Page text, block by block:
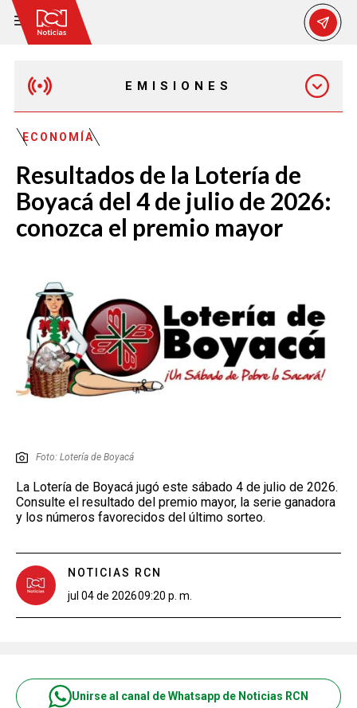
EMISIONES
EMISIÓN 12:30 PM
EMISIÓN 7:00 PM
ECONOMÍA
Resultados de la Lotería de
Boyacá del 4 de julio de 2026:
conozca el premio mayor
Foto: Lotería de Boyacá
La Lotería de Boyacá jugó este sábado 4 de julio de 2026.
Consulte el resultado del premio mayor, la serie ganadora
y los números favorecidos del último sorteo.
NOTICIAS RCN
jul 04 de 202609:20 p. m.
Unirse al canal de Whatsapp de Noticias RCN